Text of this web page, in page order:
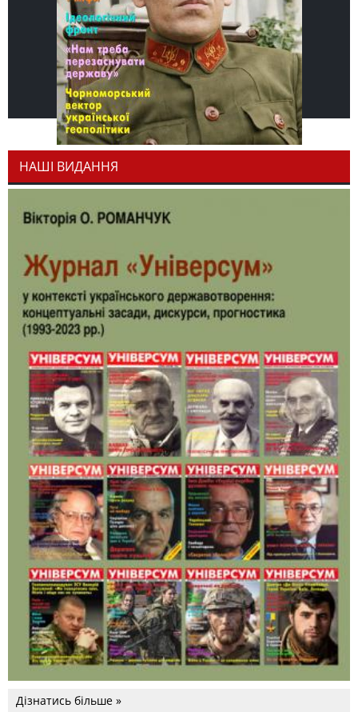
НАШІ ВИДАННЯ
Дізнатись більше »